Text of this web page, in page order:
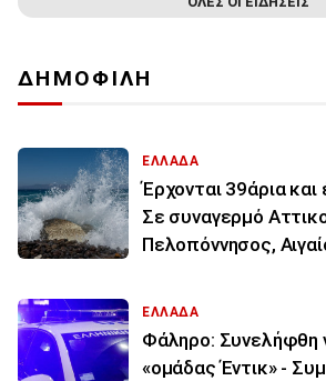
ΔΗΜΟΦΙΛΗ
ΕΛΛΑΔΑ
Έρχονται 39άρια
Σε συναγερμό
Πελοπόννησος,
ΕΛΛΑΔΑ
Φάληρο: Συνελήφθη
«ομάδας Έντικ» -